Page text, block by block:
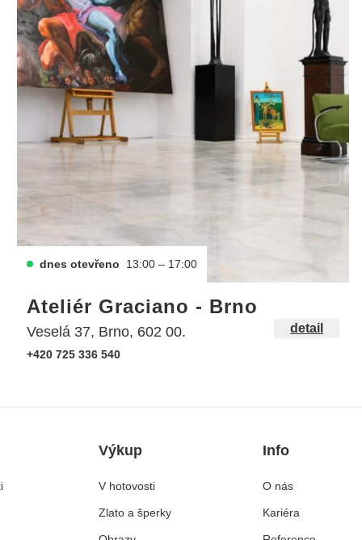
dnes otevřeno 13:00 – 17:00
Ateliér Graciano - Brno
Veselá 37, Brno, 602 00.
+420 725 336 540
detail
Výkup
V hotovosti
Zlato a šperky
Info
O nás
Kariéra